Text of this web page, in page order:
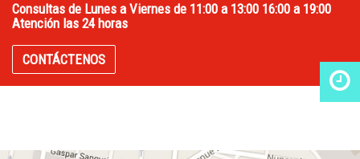
Consultas de Lunes a Viernes de 11:00 a 13:00 16:00 a 19:00
Atención las 24 horas
CONTÁCTENOS